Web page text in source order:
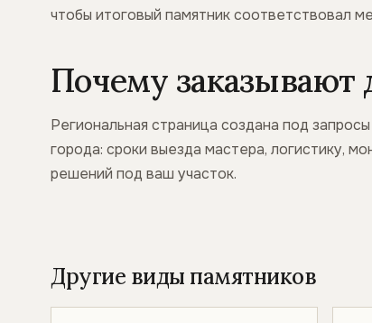
чтобы итоговый памятник соответствовал
Почему
Региональная страница создана под
города: сроки выезда мастера, логистику,
решений под ваш участок.
Другие виды памятников